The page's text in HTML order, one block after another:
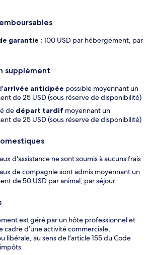
garantie : 100 USD par hébergement, par
supplément
arrivée anticipée possible moyennant un
de 25 USD (sous réserve de disponibilité)
de départ tardif moyennant un
de 25 USD (sous réserve de disponibilité)
d'assistance ne sont soumis à aucuns frais
de compagnie sont admis moyennant un
de 50 USD par animal, par séjour
est géré par un hôte professionnel et
cadre d’une activité commerciale,
libérale, au sens de l’article 155 du Code